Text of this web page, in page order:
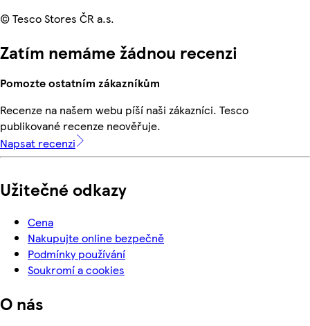
© Tesco Stores ČR a.s.
Zatím nemáme žádnou recenzi
Pomozte ostatním zákazníkům
Recenze na našem webu píší naši zákazníci. Tesco
publikované recenze neověřuje.
Napsat recenzi
Užitečné odkazy
Cena
Nakupujte online bezpečně
Podmínky používání
Soukromí a cookies
O nás